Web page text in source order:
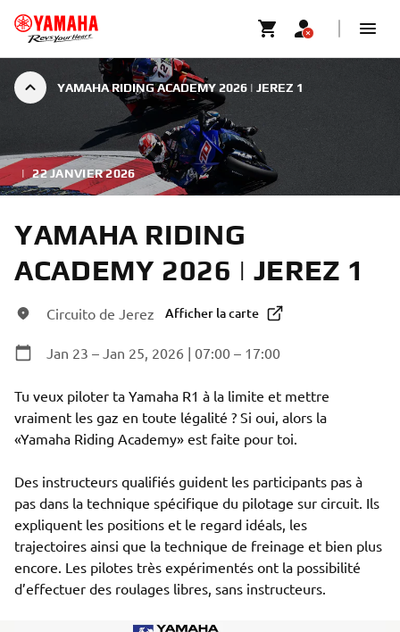
YAMAHA RIDING ACADEMY 2026 | JEREZ 1
| 22 JANVIER 2026
YAMAHA RIDING
ACADEMY 2026 | JEREZ 1
Circuito de Jerez Afficher la carte
Jan 23 – Jan 25, 2026 | 07:00 – 17:00
Tu veux piloter ta Yamaha R1 à la limite et mettre
vraiment les gaz en toute légalité ? Si oui, alors la
«Yamaha Riding Academy» est faite pour toi.
Des instructeurs qualifiés guident les participants pas à
pas dans la technique spécifique du pilotage sur circuit. Ils
expliquent les positions et le regard idéals, les
trajectoires ainsi que la technique de freinage et bien plus
encore. Les pilotes très expérimentés ont la possibilité
d’effectuer des roulages libres, sans instructeurs.